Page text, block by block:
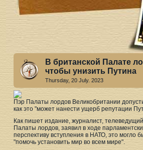
В британской Палате
чтобы унизить Путина
Thursday, 20 July. 2023
Пэр Палаты лордов Великобритании
как это "может нанести ущерб репутации
Как пишет издание, журналист,
Палаты лордов, заявил в ходе
перспективу вступления в НАТО, это могло
"помочь установить мир во всем мире".